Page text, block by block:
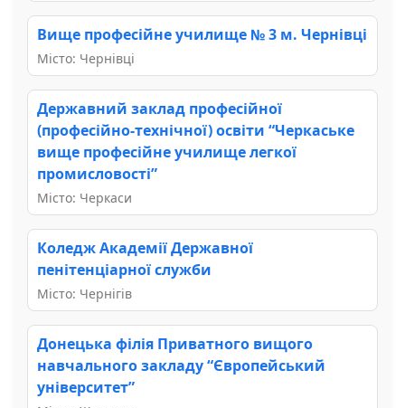
Вище професійне училище № 3 м. Чернівці
Місто: Чернівці
Державний заклад професійної
(професійно-технічної) освіти “Черкаське
вище професійне училище легкої
промисловості”
Місто: Черкаси
Коледж Академії Державної
пенітенціарної служби
Місто: Чернігів
Донецька філія Приватного вищого
навчального закладу “Європейський
університет”